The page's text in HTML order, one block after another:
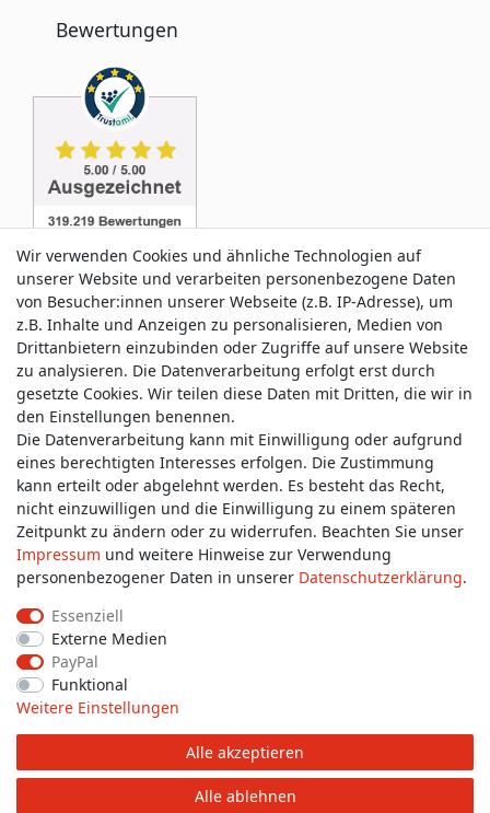
Bewertungen
Service & Kontakt
Wünschen Sie einen Rückruf?
service@allmyclothes.de
Schreiben Sie uns:
service@allmyclothes.de
Impressum
Widerrufs­recht
© Copyright 2026 allmyclothes.de | Alle Rechte vorbehalten.
Wir verwenden Cookies und ähnliche Technologien auf
unserer Website und verarbeiten personenbezogene Daten
von Besucher:innen unserer Webseite (z.B. IP-Adresse), um
z.B. Inhalte und Anzeigen zu personalisieren, Medien von
Drittanbietern einzubinden oder Zugriffe auf unsere Website
zu analysieren. Die Datenverarbeitung erfolgt erst durch
gesetzte Cookies. Wir teilen diese Daten mit Dritten, die wir in
den Einstellungen benennen.
Die Datenverarbeitung kann mit Einwilligung oder aufgrund
eines berechtigten Interesses erfolgen. Die Zustimmung
kann erteilt oder abgelehnt werden. Es besteht das Recht,
nicht einzuwilligen und die Einwilligung zu einem späteren
Zeitpunkt zu ändern oder zu widerrufen. Beachten Sie unser
Impressum und weitere Hinweise zur Verwendung
personenbezogener Daten in unserer Daten­schutz­erklärung.
Essenziell
Externe Medien
PayPal
Funktional
Weitere Einstellungen
Alle akzeptieren
Alle ablehnen